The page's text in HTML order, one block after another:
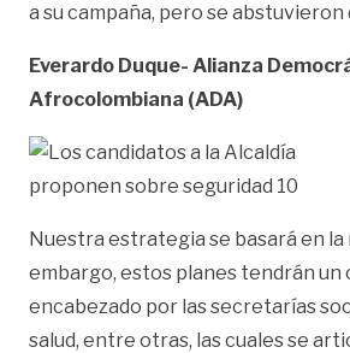
a su campaña, pero se abstuvieron
Everardo Duque- Alianza
Afrocolombiana (ADA)
Nuestra estrategia se basará en la
embargo, estos planes tendrán un
encabezado por las secretarías
salud, entre otras, las cuales se